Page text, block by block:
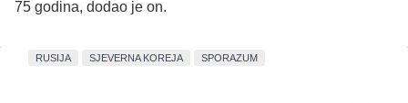
75 godina, dodao je on.
RUSIJA SJEVERNA KOREJA SPORAZUM